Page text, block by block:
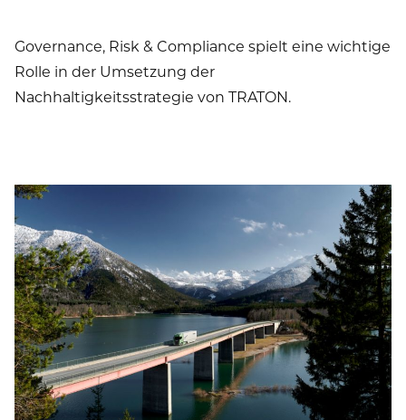
Governance, Risk & Compliance spielt eine wichtige
Rolle in der Umsetzung der
Nachhaltigkeitsstrategie von TRATON.